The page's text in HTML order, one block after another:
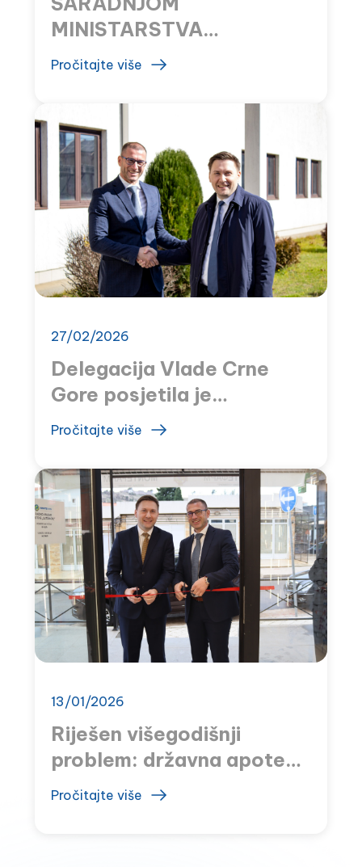
MINISTARSTVA
ZDRAVLJA I MONTEFARM
APOTEKE U TUZIMA I
RISNU
Pročitajte više
27/02/2026
Delegacija Vlade Crne
Gore posjetila je
MONTEFARM
Pročitajte više
13/01/2026
Riješen višegodišnji
problem: državna apoteka
u Sutomoru otvorena
Pročitajte više